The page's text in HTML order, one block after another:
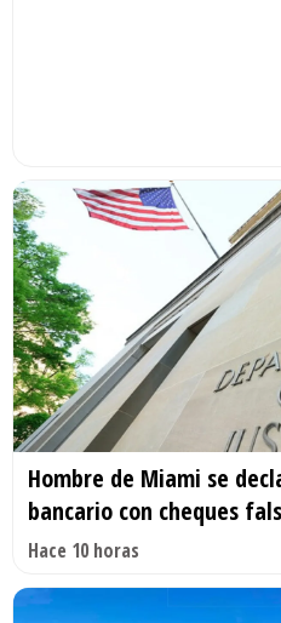
Hombre de Miami se
bancario con cheques
Hace 10 horas